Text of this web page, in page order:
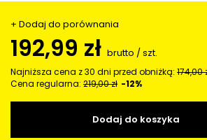
+ Dodaj do porównania
192,99 zł brutto / szt.
Najniższa cena z 30 dni przed obniżką: 174,00
Cena regularna: 219,00 zł -12%
Dodaj do koszyka